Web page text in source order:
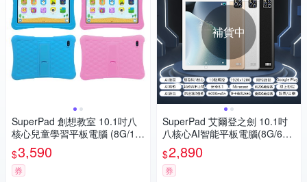
SuperPad 創想教室 10.1吋八
核心兒童學習平板電腦 (8G/12
8G)
$3,590
券
補貨中
SuperPad 艾爾登之劍 10.1吋
八核心AI智能平板電腦(8G/64
G)
$2,890
券